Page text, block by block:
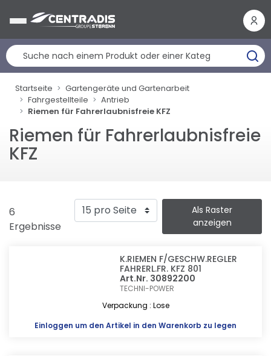
Startseite
Gartengeräte und Gartenarbeit
Fahrgestellteile
Antrieb
Riemen für Fahrerlaubnisfreie KFZ
Riemen für Fahrerlaubnisfreie
KFZ
6
Ergebnisse
Als Raster
anzeigen
K.RIEMEN F/GESCHW.REGLER
FAHRERL.FR. KFZ 801
Art.Nr. 30892200
TECHNI-POWER
Verpackung : Lose
Einloggen um den Artikel in den Warenkorb zu legen